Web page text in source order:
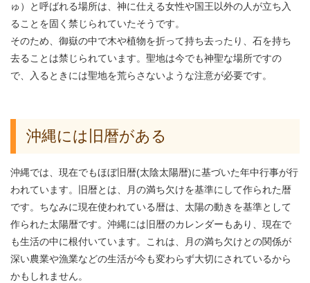
ゅ）と呼ばれる場所は、神に仕える女性や国王以外の人が立ち入
ることを固く禁じられていたそうです。
そのため、御嶽の中で木や植物を折って持ち去ったり、石を持ち
去ることは禁じられています。聖地は今でも神聖な場所ですの
で、入るときには聖地を荒らさないような注意が必要です。
沖縄には旧暦がある
沖縄では、現在でもほぼ旧暦(太陰太陽暦)に基づいた年中行事が行
われています。旧暦とは、月の満ち欠けを基準にして作られた暦
です。ちなみに現在使われている暦は、太陽の動きを基準として
作られた太陽暦です。沖縄には旧暦のカレンダーもあり、現在で
も生活の中に根付いています。これは、月の満ち欠けとの関係が
深い農業や漁業などの生活が今も変わらず大切にされているから
かもしれません。